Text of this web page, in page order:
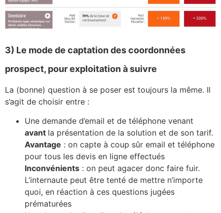
3) Le mode de captation des coordonnées
prospect, pour exploitation à suivre
La (bonne) question à se poser est toujours la même. Il
s’agit de choisir entre :
Une demande d’email et de téléphone venant
avant la présentation de la solution et de son tarif.
Avantage : on capte à coup sûr email et téléphone
pour tous les devis en ligne effectués
Inconvénients : on peut agacer donc faire fuir.
L’internaute peut être tenté de mettre n’importe
quoi, en réaction à ces questions jugées
prématurées